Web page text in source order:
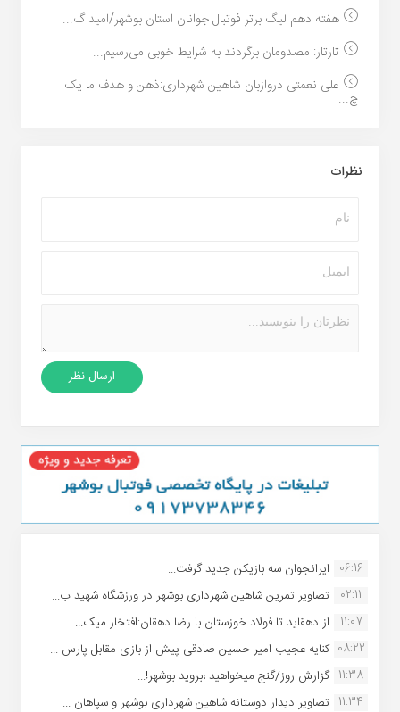
هفته دهم لیگ برتر فوتبال جوانان استان بوشهر/امید گ...
تارتار: مصدومان برگردند به شرایط خوبی می‌رسیم...
علی نعمتی دروازبان شاهین شهرداری:ذهن و هدف ما یک
چ...
نظرات
06:16 ایرانجوان سه بازیکن جدید گرفت...
02:11
تصاویر تمرین شاهین شهردارى بوشهر در ورزشگاه شهید ب...
11:07
از دهقاید تا فولاد خوزستان با رضا دهقان:افتخار میک...
08:22 کنایه عجیب امیر حسین صادقی پیش از بازی مقابل پارس ...
11:38 گزارش روز/گنج میخواهید ،بروید بوشهر!...
11:34 تصاویر دیدار دوستانه شاهین شهردارى بوشهر و سپاهان ...